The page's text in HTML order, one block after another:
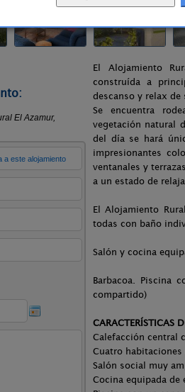
El Alojamiento
construída a
descanso y relax de
Se encuentra
vegetación natural
del día se hará
impresionantes
ventanales y
a un estado de
El Alojamiento
todas con baño
Salón y cocina
Barbacoa. Piscina
compartido)
CARACTERÍSTICAS
Calefacción central
Cuatro
Salón social muy
Cocina equipada de